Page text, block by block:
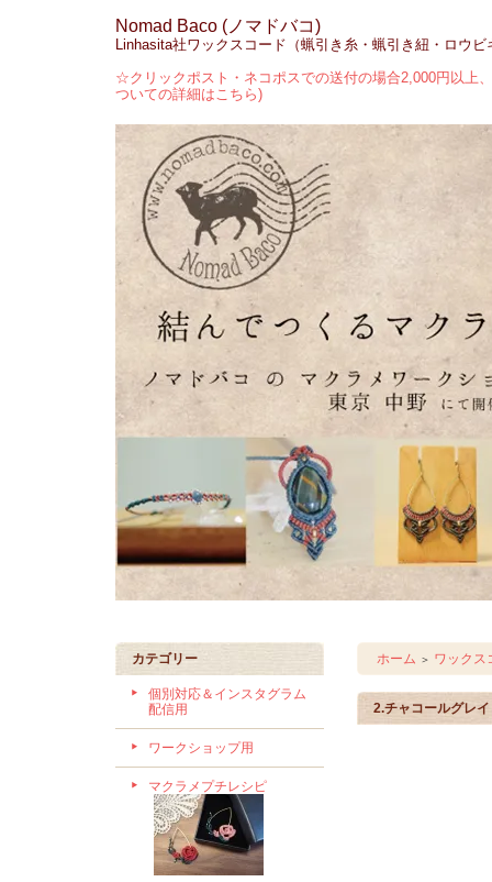
Nomad Baco (ノマドバコ)
Linhasita社ワックスコード（蝋引き糸・蝋引き紐・ロウ
☆クリックポスト・ネコポスでの送付の場合2,000円以上
ついての詳細はこちら)
カテゴリー
個別対応＆インスタグラム
配信用
ワークショップ用
マクラメプチレシピ
ホーム ＞ ワックス
2.チャコールグレイ